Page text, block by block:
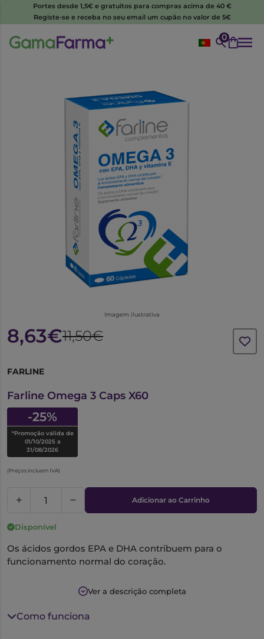
Portes desde 1,5€ e gratuitos para compras acima de 40 €
Registe-se e receba no seu email um cupão no valor de 5€
0
Imagem ilustrativa
8,63€11,50€
FARLINE
Farline Omega 3 Caps X60
-25%
*Promoção válida de
01/10/2025 a
31/08/2026
(Preços incluem IVA)
Adicionar ao Carrinho
Disponível
Os ácidos gordos EPA e DHA contribuem para o
funcionamento normal do coração.
Modo de Utilização
Ver a descrição completa
Como funciona